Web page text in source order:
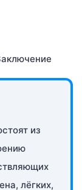
из
лёгких,